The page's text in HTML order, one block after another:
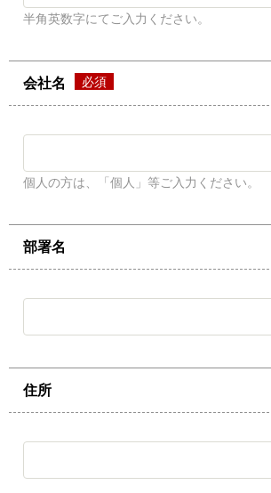
半角英数字にてご入力ください。
会社名
個人の方は、「個人」等ご入力ください。
部署名
住所